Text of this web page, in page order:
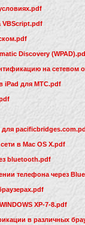
VBScript.pdf
Discovery
на сетевом
iPad для МТС.pdf
для
в Mac OS X.pdf
bluetooth.pdf
телефона через
XP-7-8.pdf
в различных